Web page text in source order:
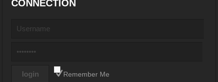
CONNECTION
Remember Me